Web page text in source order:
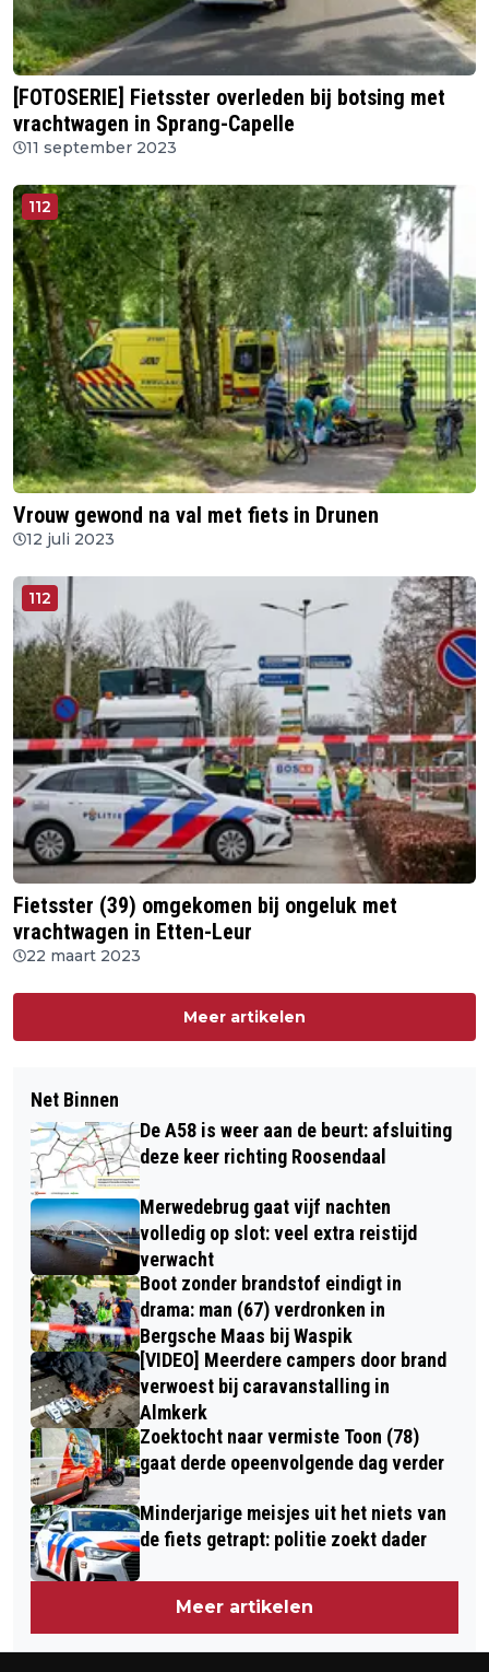
[FOTOSERIE] Fietsster overleden bij botsing met
vrachtwagen in Sprang-Capelle
11 september 2023
112
Vrouw gewond na val met fiets in Drunen
12 juli 2023
112
Fietsster (39) omgekomen bij ongeluk met
vrachtwagen in Etten-Leur
22 maart 2023
Meer artikelen
Net Binnen
De A58 is weer aan de beurt: afsluiting
deze keer richting Roosendaal
Merwedebrug gaat vijf nachten
volledig op slot: veel extra reistijd
verwacht
Boot zonder brandstof eindigt in
drama: man (67) verdronken in
Bergsche Maas bij Waspik
[VIDEO] Meerdere campers door brand
verwoest bij caravanstalling in
Almkerk
Zoektocht naar vermiste Toon (78)
gaat derde opeenvolgende dag verder
Minderjarige meisjes uit het niets van
de fiets getrapt: politie zoekt dader
Meer artikelen